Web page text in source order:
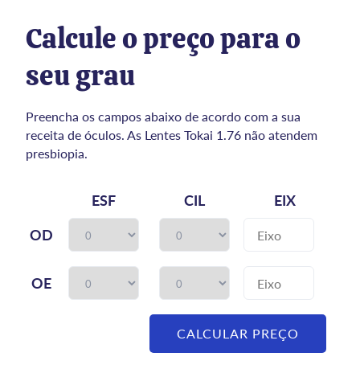
Calcule o preço para o
seu grau
Preencha os campos abaixo de acordo com a sua
receita de óculos. As Lentes Tokai 1.76 não atendem
presbiopia.
ESF CIL
EIX
OD
OE
CALCULAR PREÇO